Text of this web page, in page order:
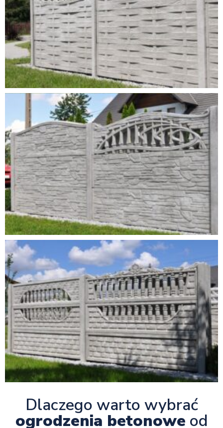
Dlaczego warto wybrać
ogrodzenia betonowe od